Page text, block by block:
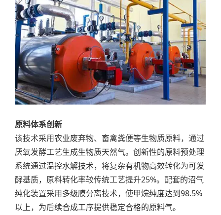
原料体系创新
该技术采用农业废弃物、畜禽粪便等生物质原料，通过
厌氧发酵工艺生成生物质天然气。创新性的原料预处理
系统通过温控水解技术，将复杂有机物高效转化为可发
酵基质，原料转化率较传统工艺提升25%。配套的沼气
纯化装置采用多级膜分离技术，使甲烷纯度达到98.5%
以上，为后续合成工序提供稳定合格的原料气。